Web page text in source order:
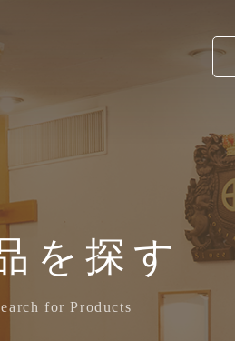
を探す
for Products